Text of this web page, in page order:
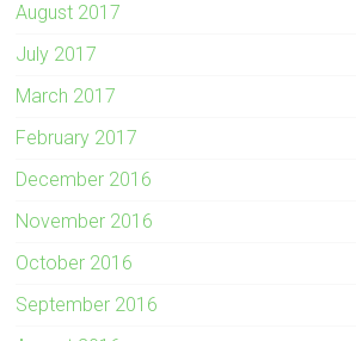
August 2017
July 2017
March 2017
February 2017
December 2016
November 2016
October 2016
September 2016